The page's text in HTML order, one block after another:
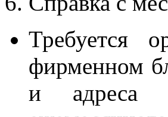
Требуется
фирменном
и адреса